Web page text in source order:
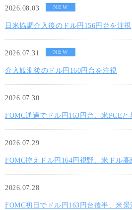
2026.08.03 NEW
日米協調介入後のドル円156円台を注視
2026.07.31 NEW
介入観測後のドル円160円台を注視
2026.07.30
FOMC通過でドル円163円台、米PCEと
2026.07.29
FOMC控えドル円164円視野、米ドル高
2026.07.28
FOMC初日でドル円163円台後半、米